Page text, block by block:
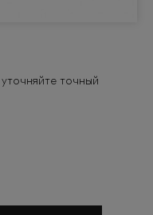
точный